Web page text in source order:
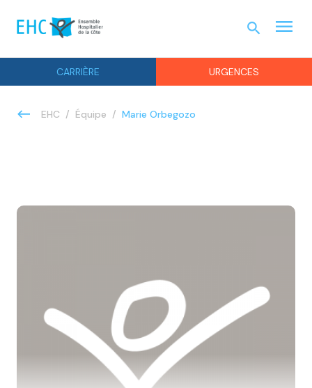
CARRIÈRE URGENCES
search menu
EHC Équipe Marie Orbegozo